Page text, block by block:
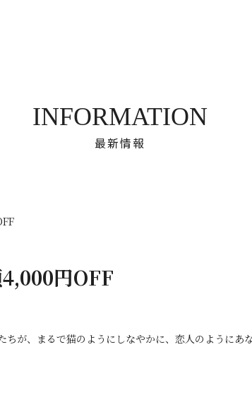
最新情報
INFORMATION
円OFF
が、まるで猫のようにしなやかに、恋人のようにあ